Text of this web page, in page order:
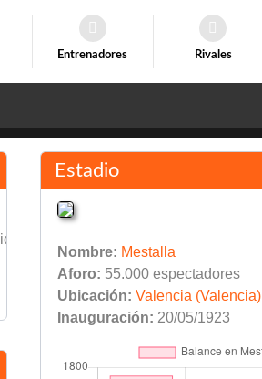
Entrenadores Rivales
Estadio
Nombre: Mestalla
Aforo: 55.000 espectadores
Ubicación: Valencia (Valencia)
Inauguración: 20/05/1923